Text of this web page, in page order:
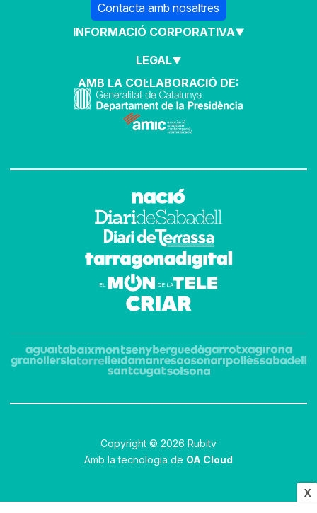
X
Contacta amb nosaltres
INFORMACIÓ CORPORATIVA
LEGAL
AMB LA COL·LABORACIÓ DE:
Copyright © 2026 Rubitv
Amb la tecnologia de OA Cloud